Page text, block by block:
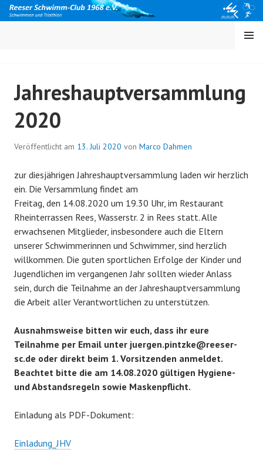
Springe
zum
MENÜ
Jahreshauptversammlung
2020
Veröffentlicht am 13. Juli 2020 von Marco Dahmen
zur diesjährigen Jahreshauptversammlung laden wir herzlich
ein. Die Versammlung findet am
Freitag, den 14.08.2020 um 19.30 Uhr, im Restaurant
Rheinterrassen Rees, Wasserstr. 2 in Rees statt. Alle
erwachsenen Mitglieder, insbesondere auch die Eltern
unserer Schwimmerinnen und Schwimmer, sind herzlich
willkommen. Die guten sportlichen Erfolge der Kinder und
Jugendlichen im vergangenen Jahr sollten wieder Anlass
sein, durch die Teilnahme an der Jahreshauptversammlung
die Arbeit aller Verantwortlichen zu unterstützen.
Ausnahmsweise bitten wir euch, dass ihr eure
Teilnahme per Email unter juergen.pintzke@reeser-
sc.de oder direkt beim 1. Vorsitzenden anmeldet.
Beachtet bitte die am 14.08.2020 gültigen Hygiene-
und Abstandsregeln sowie Maskenpflicht.
Einladung als PDF-Dokument:
Einladung_JHV